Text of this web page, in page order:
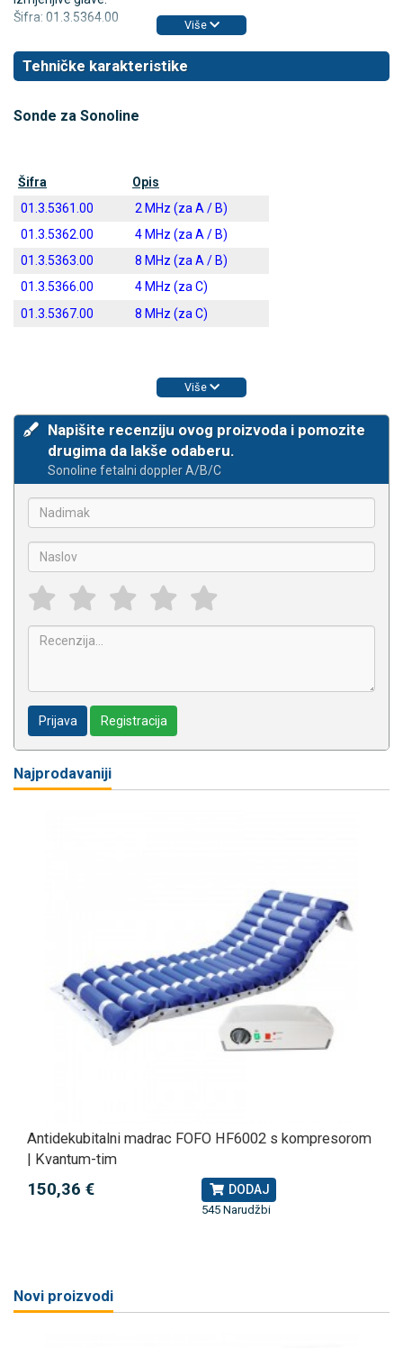
Šifra: 01.3.5364.00
Više
Tehničke karakteristike
Sonde za Sonoline
Šifra
Opis
01.3.5361.00
2 MHz (za A / B)
01.3.5362.00
4 MHz (za A / B)
01.3.5363.00
8 MHz (za A / B)
01.3.5366.00
4 MHz (za C)
01.3.5367.00
8 MHz (za C)
Više
Napišite recenziju ovog proizvoda i pomozite
drugima da lakše odaberu.
Sonoline fetalni doppler A/B/C
Prijava Registracija
Najprodavaniji
Antidekubitalni madrac FOFO HF6002 s kompresorom
| Kvantum-tim
150,36 € DODAJ
545 Narudžbi
Novi proizvodi